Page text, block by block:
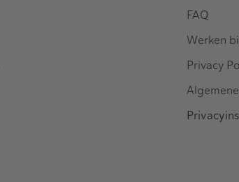
FAQ
Werken
Privacy